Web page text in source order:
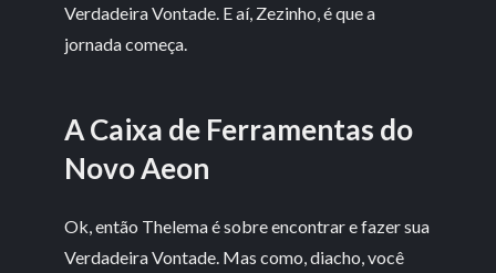
Verdadeira Vontade. E aí, Zezinho, é que a
jornada começa.
A Caixa de Ferramentas do
Novo Aeon
Ok, então Thelema é sobre encontrar e fazer sua
Verdadeira Vontade. Mas como, diacho, você